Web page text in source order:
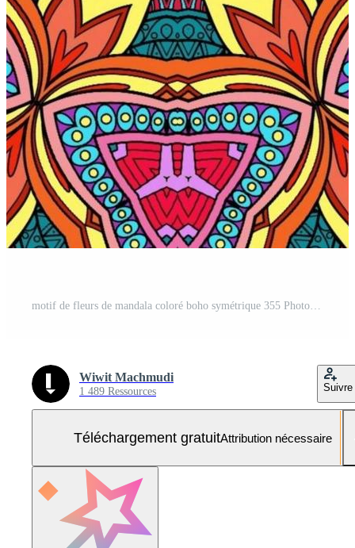
motif de fleurs de mandala coloré boho symétrique 355 Photo Gratuite
Wiwit Machmudi
1 489 Ressources Suivre
Téléchargement gratuitAttribution nécessaire